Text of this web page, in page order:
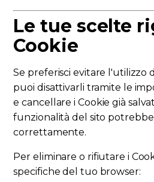
Le tue scelte
Cookie
Se preferisci evitare l'utilizzo
puoi disattivarli tramite le
e cancellare i Cookie già
funzionalità del sito
correttamente.
Per eliminare o rifiutare i
specifiche del tuo browser: